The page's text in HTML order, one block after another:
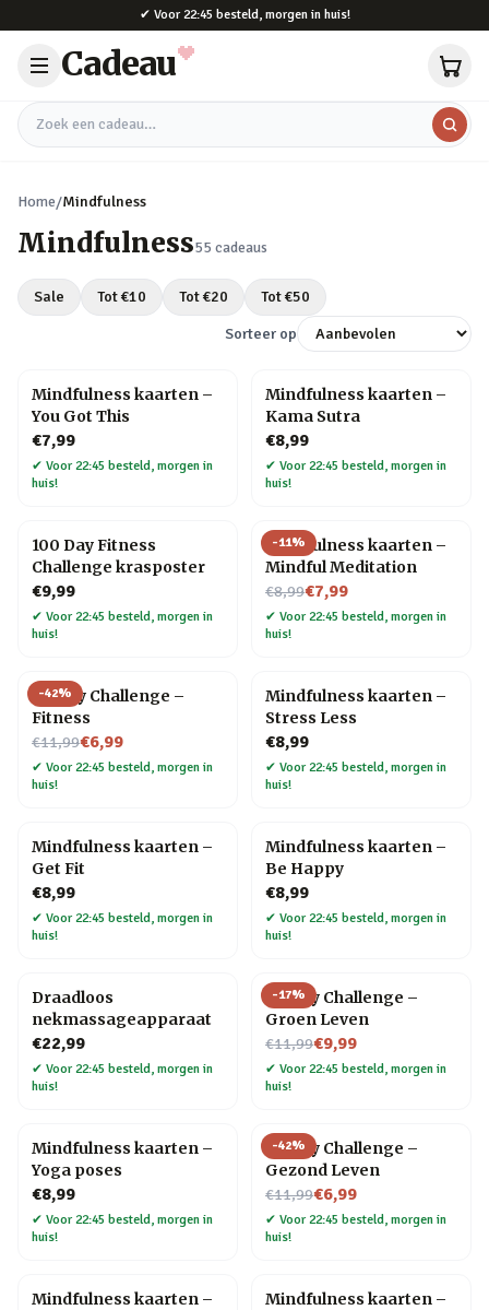
✔ Voor 22:45 besteld, morgen in huis!
Cadeau
Zoek een cadeau
Home/Mindfulness
Mindfulness55 cadeaus
Sale Tot €10 Tot €20 Tot €50
Sorteer op
Mindfulness kaarten –
You Got This
€7,99
✔ Voor 22:45 besteld, morgen in
huis!
Mindfulness kaarten –
Kama Sutra
€8,99
✔ Voor 22:45 besteld, morgen in
huis!
100 Day Fitness
Challenge krasposter
€9,99
✔ Voor 22:45 besteld, morgen in
huis!
-11%
Mindfulness kaarten –
Mindful Meditation
€8,99
Nu voor€7,99
✔ Voor 22:45 besteld, morgen in
huis!
-42%
30 Day Challenge –
Fitness
€11,99
Nu voor€6,99
✔ Voor 22:45 besteld, morgen in
huis!
Mindfulness kaarten –
Stress Less
€8,99
✔ Voor 22:45 besteld, morgen in
huis!
Mindfulness kaarten –
Get Fit
€8,99
✔ Voor 22:45 besteld, morgen in
huis!
Mindfulness kaarten –
Be Happy
€8,99
✔ Voor 22:45 besteld, morgen in
huis!
Draadloos
nekmassageapparaat
€22,99
✔ Voor 22:45 besteld, morgen in
huis!
-17%
30 Day Challenge –
Groen Leven
€11,99
Nu voor€9,99
✔ Voor 22:45 besteld, morgen in
huis!
Mindfulness kaarten –
Yoga poses
€8,99
✔ Voor 22:45 besteld, morgen in
huis!
-42%
30 Day Challenge –
Gezond Leven
€11,99
Nu voor€6,99
✔ Voor 22:45 besteld, morgen in
huis!
Mindfulness kaarten –
Mindfulness kaarten –